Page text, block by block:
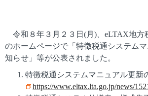
令和８年３月２３日(月)、eLTAX地方
のホームページで「特徴税通システム
知らせ」等が公表されました。
特徴税通システムマニュアル更新
https://www.eltax.lta.go.jp/news/